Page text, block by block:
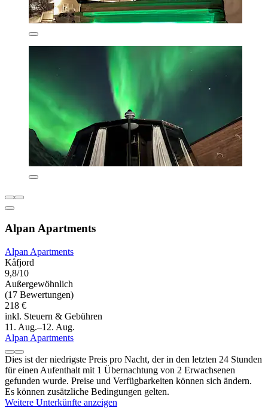
Alpan Apartments
Alpan Apartments
Kåfjord
9,8/10
Außergewöhnlich
(17 Bewertungen)
218 €
inkl. Steuern & Gebühren
11. Aug.–12. Aug.
Alpan Apartments
Dies ist der niedrigste Preis pro Nacht, der in den letzten 24 Stunden
für einen Aufenthalt mit 1 Übernachtung von 2 Erwachsenen
gefunden wurde. Preise und Verfügbarkeiten können sich ändern.
Es können zusätzliche Bedingungen gelten.
Weitere Unterkünfte anzeigen